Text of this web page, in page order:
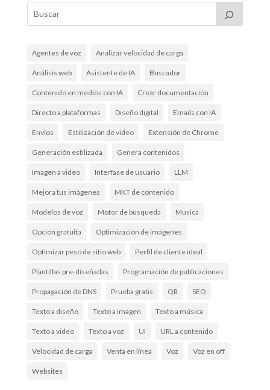
Agentes de voz Analizar velocidad de carga
Análisis web Asistente de IA Buscador
Contenido en medios con IA Crear documentación
Directo a plataformas Diseño digital Emails con IA
Envíos Estilización de video Extensión de Chrome
Generación estilizada Genera contenidos
Imagen a video Interfase de usuario LLM
Mejora tus imágenes MKT de contenido
Modelos de voz Motor de búsqueda Música
Opción gratuita Optimización de imágenes
Optimizar peso de sitio web Perfil de cliente ideal
Plantillas pre-diseñadas Programación de publicaciones
Propagación de DNS Prueba gratis QR SEO
Texto a diseño Texto a imagen Texto a música
Texto a video Texto a voz UI URL a contenido
Velocidad de carga Venta en línea Voz Voz en off
Websites